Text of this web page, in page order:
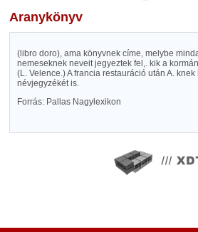
Aranykönyv
(libro doro), ama könyvnek címe, melybe
nemeseknek neveit jegyeztek fel,. kik a
(L. Velence.) A francia restauráció után A.
névjegyzékét is.
Forrás: Pallas Nagylexikon